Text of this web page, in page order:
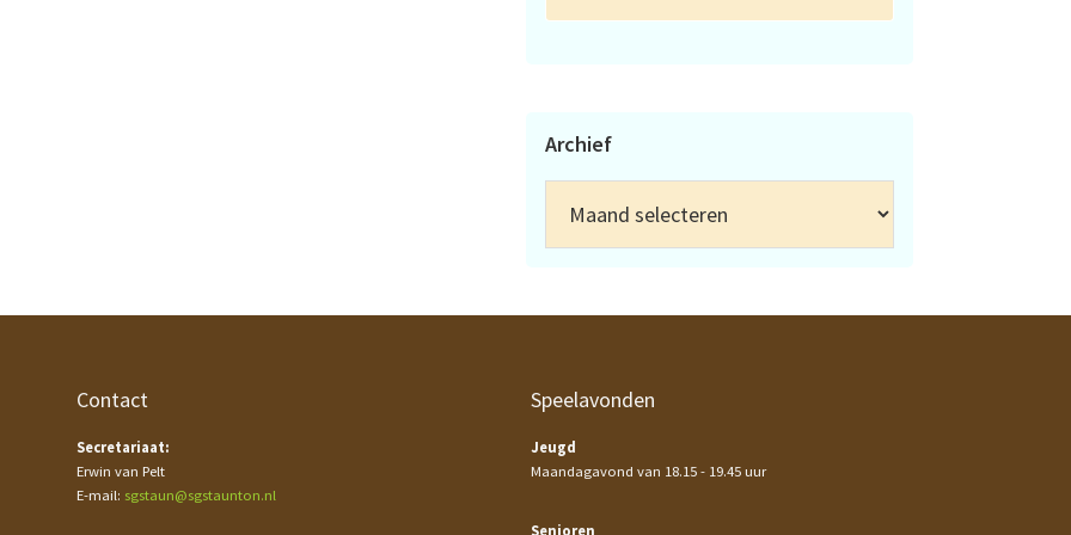
Archief
Contact
Secretariaat:
Erwin van Pelt
E-mail: sgstaun@sgstaunton.nl
Speelavonden
Jeugd
Maandagavond van 18.15 - 19.45 uur
Senioren